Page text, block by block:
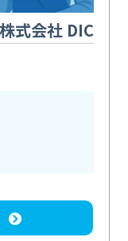
株式会社 DIC